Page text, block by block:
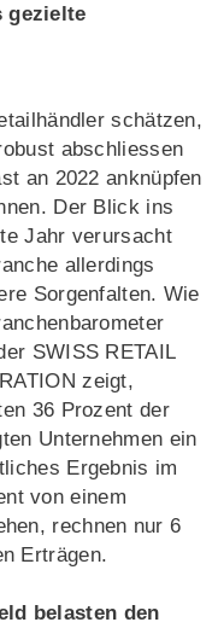
gezielte
schätzen,
abschliessen
an 2022 anknüpfen
Der Blick ins
Jahr verursacht
allerdings
Sorgenfalten. Wie
SWISS RETAIL
zeigt,
36 Prozent der
Unternehmen ein
Ergebnis im
von einem
rechnen nur 6
Erträgen.
belasten den